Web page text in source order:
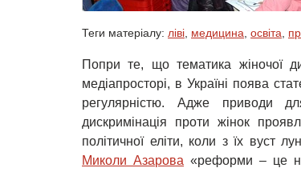
Теги матеріалу: ліві медицина освіта
Попри те, що тематика жіночої
медіапросторі, в Україні поява
регулярністю. Адже приводи
дискримінація проти жінок
політичної еліти, коли з їх вуст
Миколи Азарова «реформи – це